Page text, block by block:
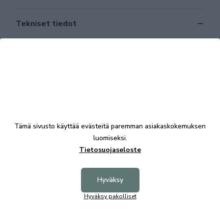
Tekniset tiedot
Tämä sivusto käyttää evästeitä paremman asiakaskokemuksen
luomiseksi.
Tietosuojaseloste
Hyväksy
Hyväksy pakolliset